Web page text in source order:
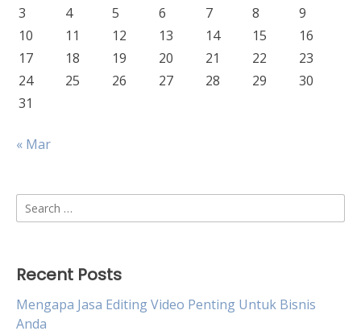
3
4 5 6 7 8
9
10
11 12 13 14 15
16
17
18 19 20 21 22
23
24
25 26 27 28 29
30
31
« Mar
Search
for:
Recent Posts
Mengapa Jasa Editing Video Penting Untuk Bisnis
Anda